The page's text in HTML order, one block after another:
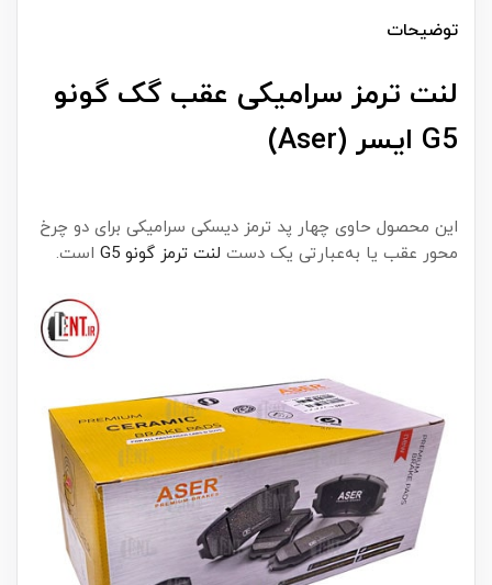
توضیحات
لنت ترمز سرامیکی عقب گک گونو
G5 ایسر (Aser)
این محصول حاوی چهار پد ترمز دیسکی سرامیکی برای دو چرخ
محور عقب یا به‌عبارتی یک دست لنت ترمز گونو G5 است.